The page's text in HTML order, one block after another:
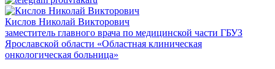
Кислов Николай Викторович
заместитель главного врача по медицинской части ГБУЗ
Ярославской области «Областная клиническая
онкологическая больница»